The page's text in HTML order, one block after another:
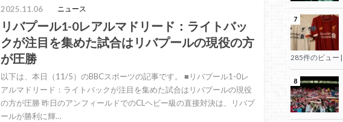
2025.11.06 ニュース
リバプール1-0レアルマドリード：ライトバッ
クが注目を集めた試合はリバプールの現役の方
が圧勝
以下は、本日（11/5）のBBCスポーツの記事です。 ■リバプール1-0レ
アルマドリード：ライトバックが注目を集めた試合はリバプールの現役
の方が圧勝 昨日のアンフィールドでのCLヘビー級の直接対決は、リバプ
ールが勝利に輝…
285件のビュー